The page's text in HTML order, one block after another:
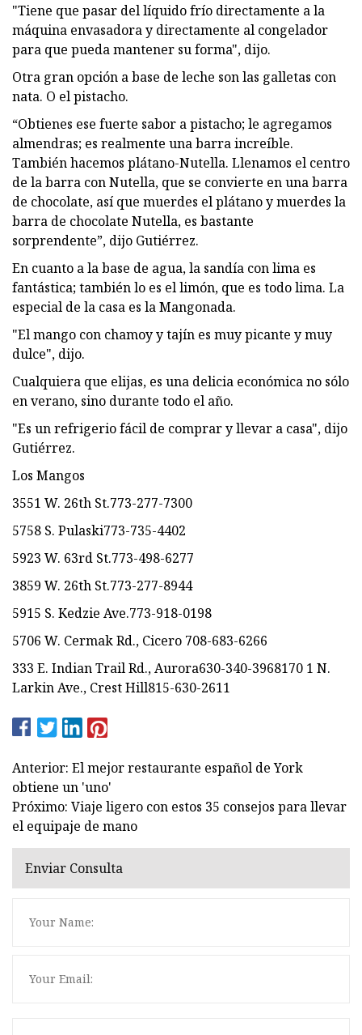
"Tiene que pasar del líquido frío directamente a la
máquina envasadora y directamente al congelador
para que pueda mantener su forma", dijo.
Otra gran opción a base de leche son las galletas con
nata. O el pistacho.
“Obtienes ese fuerte sabor a pistacho; le agregamos
almendras; es realmente una barra increíble.
También hacemos plátano-Nutella. Llenamos el centro
de la barra con Nutella, que se convierte en una barra
de chocolate, así que muerdes el plátano y muerdes la
barra de chocolate Nutella, es bastante
sorprendente”, dijo Gutiérrez.
En cuanto a la base de agua, la sandía con lima es
fantástica; también lo es el limón, que es todo lima. La
especial de la casa es la Mangonada.
"El mango con chamoy y tajín es muy picante y muy
dulce", dijo.
Cualquiera que elijas, es una delicia económica no sólo
en verano, sino durante todo el año.
"Es un refrigerio fácil de comprar y llevar a casa", dijo
Gutiérrez.
Los Mangos
3551 W. 26th St.773-277-7300
5758 S. Pulaski773-735-4402
5923 W. 63rd St.773-498-6277
3859 W. 26th St.773-277-8944
5915 S. Kedzie Ave.773-918-0198
5706 W. Cermak Rd., Cicero 708-683-6266
333 E. Indian Trail Rd., Aurora630-340-3968170 1 N.
Larkin Ave., Crest Hill815-630-2611
Anterior: El mejor restaurante español de York
obtiene un 'uno'
Próximo: Viaje ligero con estos 35 consejos para llevar
el equipaje de mano
Enviar Consulta